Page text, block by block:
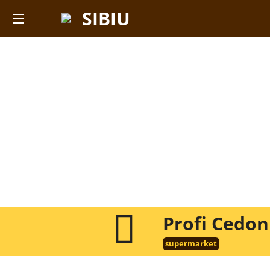
SIBIU
Profi
supermarket